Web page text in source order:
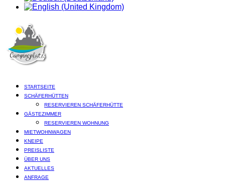
STARTSEITE
SCHÄFERHÜTTEN
RESERVIEREN SCHÄFERHÜTTE
GÄSTEZIMMER
RESERVIEREN WOHNUNG
MIETWOHNWAGEN
KNEIPE
PREISLISTE
ÜBER UNS
AKTUELLES
ANFRAGE